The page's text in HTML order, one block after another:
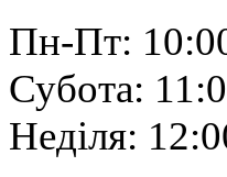
Пн-Пт:
Субота:
Неділя: